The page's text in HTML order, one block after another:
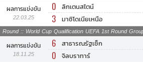
ผลการแข่งขัน
22.03.25
0 ลิกเตนสไตน์
3 มาซิโดเนียเหนือ
ผลการแข่งขัน
18.11.25
6 สาธารณรัฐเช็ก
0 จิลบราทาร์